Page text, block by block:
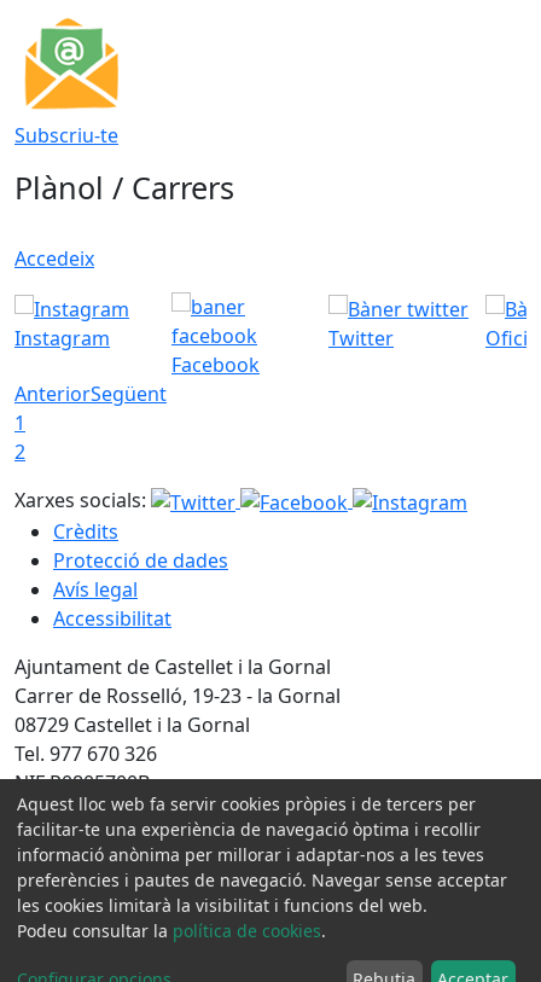
Subscriu-te
Plànol / Carrers
Accedeix
Instagram
Facebook
Twitter
AnteriorSegüent
1
2
Xarxes socials:
Crèdits
Protecció de dades
Avís legal
Accessibilitat
Ajuntament de Castellet i la Gornal
Carrer de Rosselló, 19-23 - la Gornal
08729 Castellet i la Gornal
Tel. 977 670 326
NIF P0805700B
Amb la col·laboració de:
Aquest lloc web fa servir cookies pròpies i de tercers per
facilitar-te una experiència de navegació òptima i recollir
informació anònima per millorar i adaptar-nos a les teves
preferències i pautes de navegació. Navegar sense acceptar
les cookies limitarà la visibilitat i funcions del web.
Podeu consultar la política de cookies.